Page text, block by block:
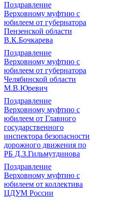
Поздравление
Верховному муфтию с
юбилеем от губернатора
Пензенской области
В.К.Бочкарева
Поздравление
Верховному муфтию с
юбилеем от губернатора
Челябинской области
М.В.Юревич
Поздравление
Верховному муфтию с
юбилеем от Главного
государственного
инспектора безопасности
дорожного движения по
РБ Д.З.Гильмутдинова
Поздравление
Верховному муфтию с
юбилеем от коллектива
ЦДУМ России